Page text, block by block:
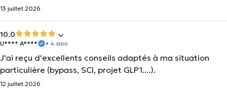
13 juillet 2026
10.0
U**** A**** • 4 avis
J'ai reçu d'excellents conseils adaptés à ma situation
particulière (bypass, SCI, projet GLP1....).
12 juillet 2026